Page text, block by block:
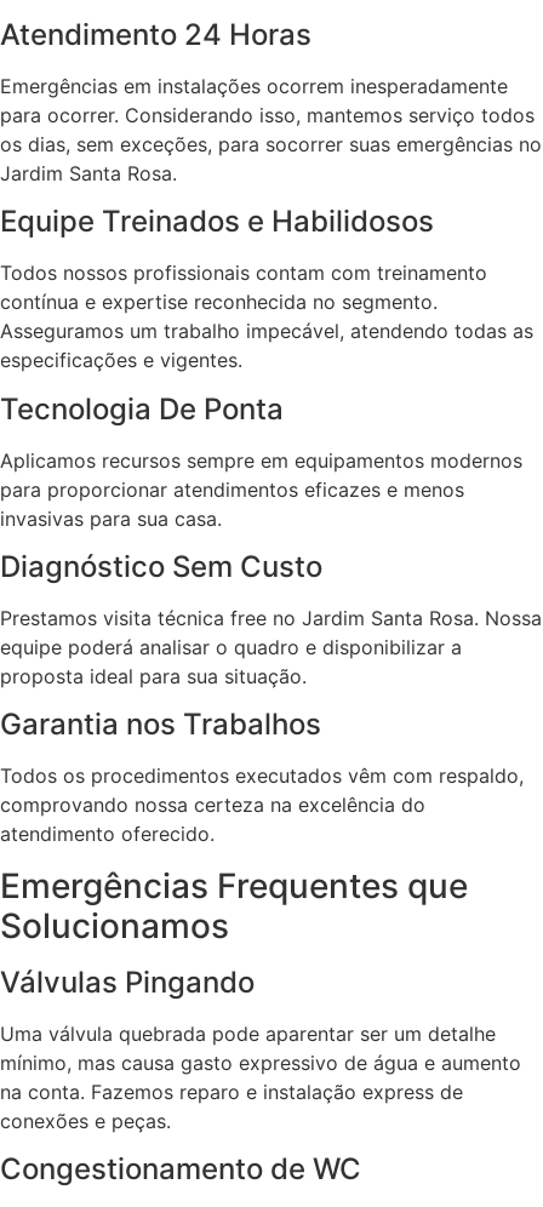
Atendimento 24 Horas
Emergências em instalações ocorrem inesperadamente
para ocorrer. Considerando isso, mantemos serviço todos
os dias, sem exceções, para socorrer suas emergências no
Jardim Santa Rosa.
Equipe Treinados e Habilidosos
Todos nossos profissionais contam com treinamento
contínua e expertise reconhecida no segmento.
Asseguramos um trabalho impecável, atendendo todas as
especificações e vigentes.
Tecnologia De Ponta
Aplicamos recursos sempre em equipamentos modernos
para proporcionar atendimentos eficazes e menos
invasivas para sua casa.
Diagnóstico Sem Custo
Prestamos visita técnica free no Jardim Santa Rosa. Nossa
equipe poderá analisar o quadro e disponibilizar a
proposta ideal para sua situação.
Garantia nos Trabalhos
Todos os procedimentos executados vêm com respaldo,
comprovando nossa certeza na excelência do
atendimento oferecido.
Emergências Frequentes que
Solucionamos
Válvulas Pingando
Uma válvula quebrada pode aparentar ser um detalhe
mínimo, mas causa gasto expressivo de água e aumento
na conta. Fazemos reparo e instalação express de
conexões e peças.
Congestionamento de WC